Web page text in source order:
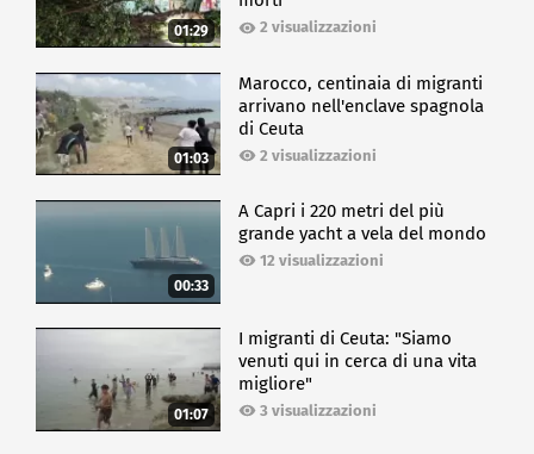
Il corso, di 36 ore totali erogate in modalità blended
(90% online e 10% in presenza), rientra nelle attività
della community di Women in Export lanciata da
SACE un anno fa.
ECONOMIA
01:29 2 visualizzazioni
01:03
Marocco, centinaia di migranti
arrivano nell'enclave spagnola
di Ceuta
2 visualizzazioni
00:33
A Capri i 220 metri del più
grande yacht a vela del mondo
12 visualizzazioni
01:07
I migranti di Ceuta: "Siamo
venuti qui in cerca di una vita
migliore"
3 visualizzazioni